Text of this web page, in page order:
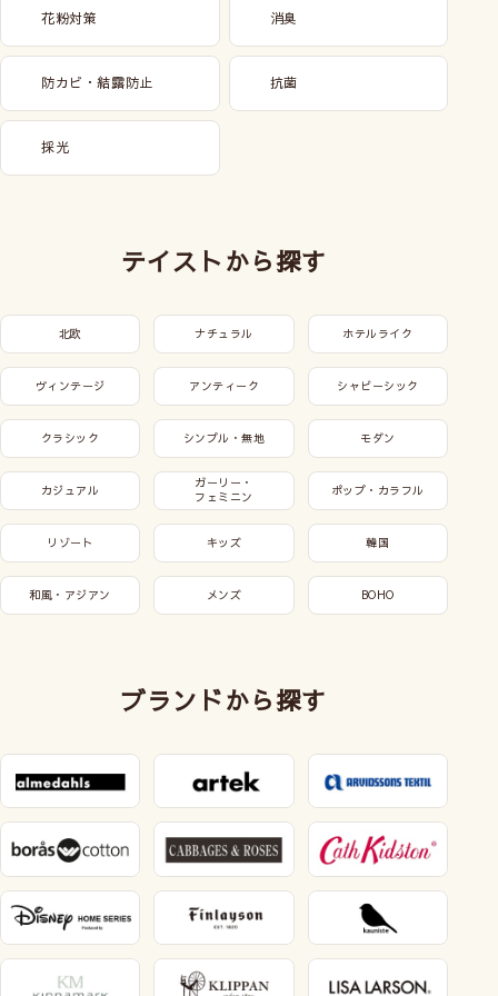
花粉対策 消臭
防カビ・結露防止 抗菌
採光
テイストから探す
北欧 ナチュラル ホテルライク
ヴィンテージ アンティーク シャビーシック
クラシック シンプル・無地 モダン
カジュアル
ガーリー・
フェミニン
ポップ・カラフル
リゾート キッズ 韓国
和風・アジアン メンズ BOHO
ブランドから探す